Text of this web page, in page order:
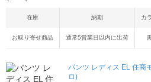
在庫 納期 カ
お取り寄せ商品 通常5営業日以内に出荷
パンツ レディス EL 住商
ロ)